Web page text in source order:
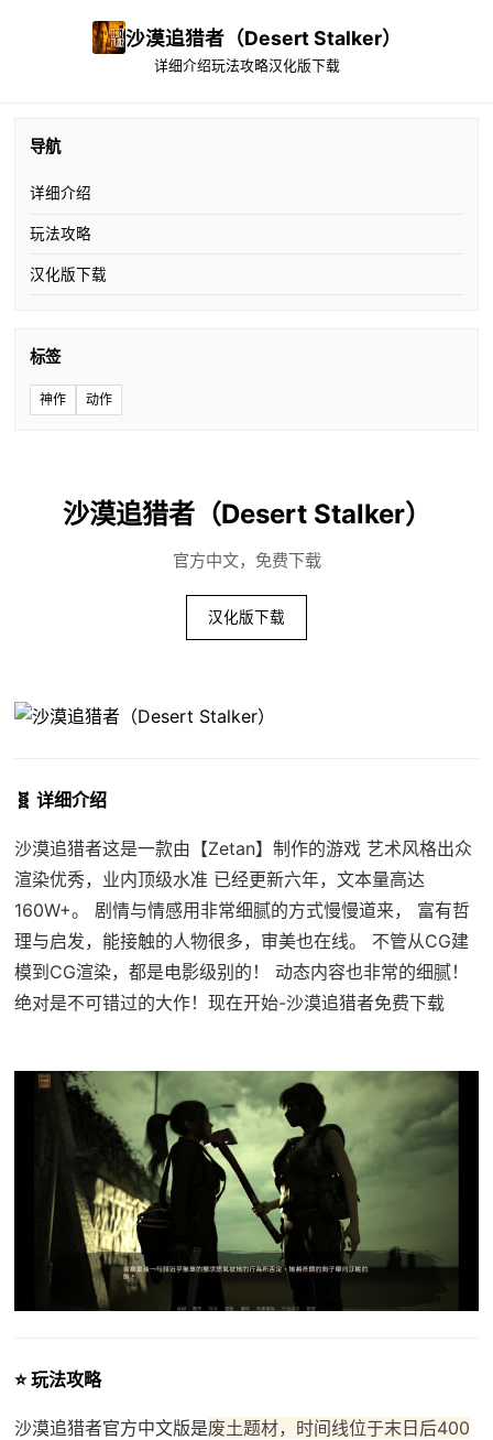
沙漠追猎者（Desert Stalker）
详细介绍玩法攻略汉化版下载
导航
详细介绍
玩法攻略
汉化版下载
标签
神作 动作
沙漠追猎者（Desert Stalker）
官方中文，免费下载
汉化版下载
🧬 详细介绍
沙漠追猎者这是一款由【Zetan】制作的游戏 艺术风格出众
渲染优秀，业内顶级水准 已经更新六年，文本量高达
160W+。 剧情与情感用非常细腻的方式慢慢道来， 富有哲
理与启发，能接触的人物很多，审美也在线。 不管从CG建
模到CG渲染，都是电影级别的！ 动态内容也非常的细腻！
绝对是不可错过的大作！现在开始-沙漠追猎者免费下载
⭐ 玩法攻略
沙漠追猎者官方中文版是废土题材，时间线位于末日后400